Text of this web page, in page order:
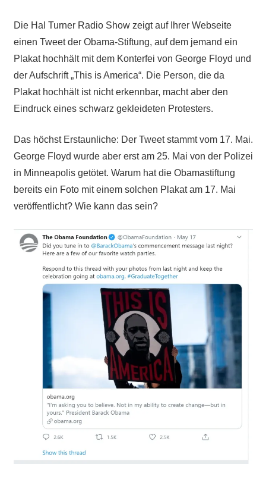
Die Hal Turner Radio Show zeigt auf Ihrer Webseite
einen Tweet der Obama-Stiftung, auf dem jemand ein
Plakat hochhält mit dem Konterfei von George Floyd und
der Aufschrift „This is America“. Die Person, die da
Plakat hochhält ist nicht erkennbar, macht aber den
Eindruck eines schwarz gekleideten Protesters.
Das höchst Erstaunliche: Der Tweet stammt vom 17. Mai.
George Floyd wurde aber erst am 25. Mai von der Polizei
in Minneapolis getötet. Warum hat die Obamastiftung
bereits ein Foto mit einem solchen Plakat am 17. Mai
veröffentlicht? Wie kann das sein?